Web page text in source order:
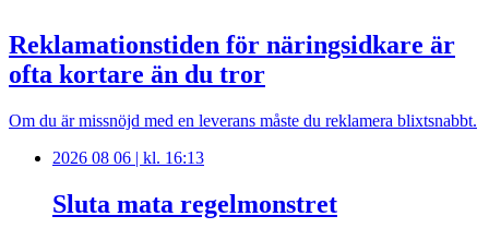
Reklamationstiden för näringsidkare är
ofta kortare än du tror
Om du är missnöjd med en leverans måste du reklamera blixtsnabbt.
2026 08 06 | kl. 16:13
Sluta mata regelmonstret